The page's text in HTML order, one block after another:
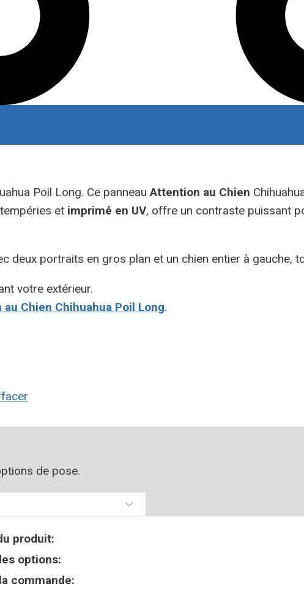
Poil Long. Ce panneauAttention au Chien
et imprimé en UV, offre un contraste puissant
deux portraits en gros plan et un chien entier à gauche,
votre extérieur.
Chien Chihuahua Poil Long.
de pose.
produit:
options:
commande: